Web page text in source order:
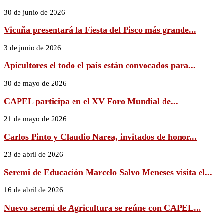
30 de junio de 2026
Vicuña presentará la Fiesta del Pisco más grande...
3 de junio de 2026
Apicultores el todo el país están convocados para...
30 de mayo de 2026
CAPEL participa en el XV Foro Mundial de...
21 de mayo de 2026
Carlos Pinto y Claudio Narea, invitados de honor...
23 de abril de 2026
Seremi de Educación Marcelo Salvo Meneses visita el...
16 de abril de 2026
Nuevo seremi de Agricultura se reúne con CAPEL...